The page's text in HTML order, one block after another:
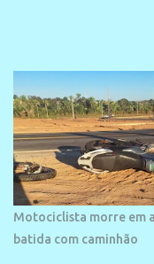
Motociclista morre em
batida com caminhão